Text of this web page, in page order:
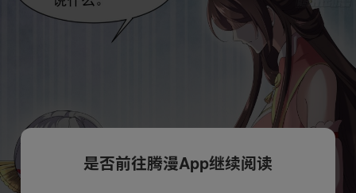
是否前往腾漫App继续阅读